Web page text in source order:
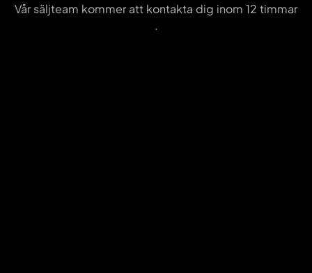
Vår säljteam kommer att kontakta dig inom 12 timmar
.